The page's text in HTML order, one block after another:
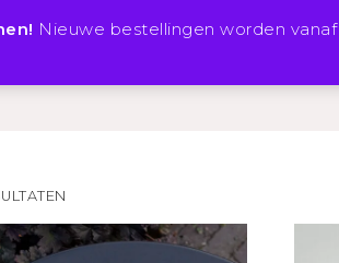
Nieuwe bestellingen worden vanaf